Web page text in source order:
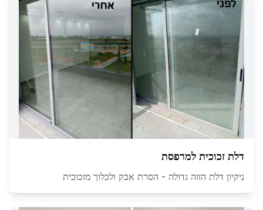
דלת זכוכית למרפסת
ניקיון דלת הזזה גדולה - הסרת אבק ולכלוך מזכוכית